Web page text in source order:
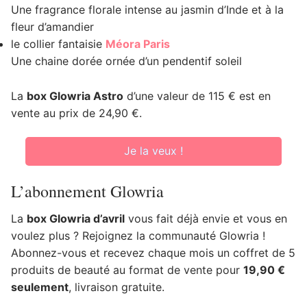
Une fragrance florale intense au jasmin d’Inde et à la
fleur d’amandier
le collier fantaisie Méora Paris
Une chaine dorée ornée d’un pendentif soleil
La box Glowria Astro d’une valeur de 115 € est en
vente au prix de 24,90 €.
Je la veux !
L’abonnement Glowria
La box Glowria d’avril vous fait déjà envie et vous en
voulez plus ? Rejoignez la communauté Glowria !
Abonnez-vous et recevez chaque mois un coffret de 5
produits de beauté au format de vente pour 19,90 €
seulement, livraison gratuite.